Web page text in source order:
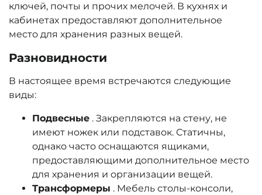
ключей, почты и прочих мелочей. В кухнях и
кабинетах предоставляют дополнительное
место для хранения разных вещей.
Разновидности
В настоящее время встречаются следующие
виды:
Подвесные . Закрепляются на стену, не
имеют ножек или подставок. Статичны,
однако часто оснащаются ящиками,
предоставляющими дополнительное место
для хранения и организации вещей.
Трансформеры . Мебель столы-консоли,